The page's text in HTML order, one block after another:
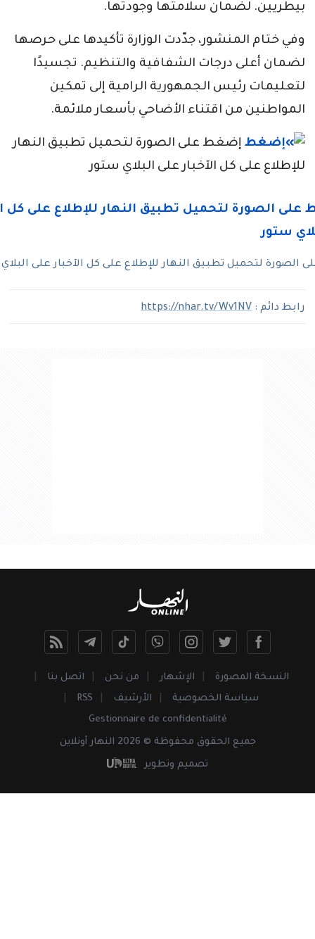
بيطريين. لضمان سلامتها وجودتها.
وفي ختام المنشور، جدّدت الوزارة تأكيدها على حرصها
لضمان أعلى درجات الشفافية والتنظيم. تجسيدًا
لتعليمات رئيس الجمهورية الرامية إلى تمكين
المواطنين من اقتناء الأضاحي بأسعار ملائمة.
إضغط على الصورة لتحميل تطبيق النهار
للإطلاع على كل الآخبار على البلاي ستور
الصورة لتحميل تطبيق النهار للإطلاع على كل الآخبار على
رابط دائم : https://nhar.tv/Wv1NV
النسخة المصورة الإشهار من نحن
اتصل بنا
سياسة الخصوصية
الأرشيف
RSS
Gestionnaire de confidentialité
جميع الحقوق محفوظة © 2026 النهار أونلاين
تصميم وتطوير